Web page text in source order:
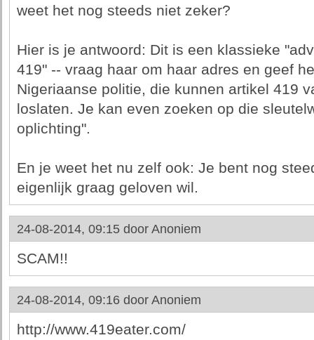
weet het nog steeds niet zeker?
Hier is je antwoord: Dit is een klassieke
419" -- vraag haar om haar adres en geef
Nigeriaanse politie, die kunnen artikel 419
loslaten. Je kan even zoeken op die
oplichting".
En je weet het nu zelf ook: Je bent nog
eigenlijk graag geloven wil.
24-08-2014, 09:15 door Anoniem
SCAM!!
24-08-2014, 09:16 door Anoniem
http://www.419eater.com/